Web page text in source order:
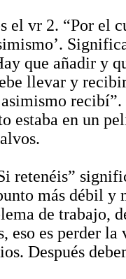
el vr 2. “Por el
que añadir y
llevar y
estaba en un
retenéis”
más débil y
de trabajo,
es perder la
Después